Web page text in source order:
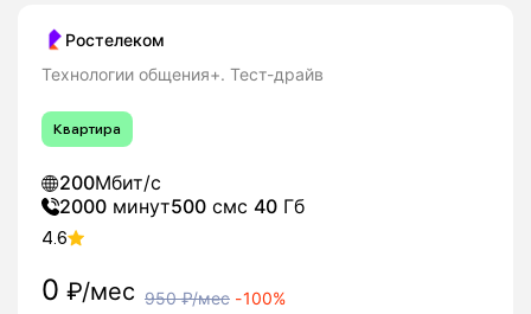
Ростелеком
Технологии общения+. Тест-драйв
Квартира
200Мбит/с
2000 минут500 смс 40 Гб
4.6
0 ₽/мес 950₽/мес -100%